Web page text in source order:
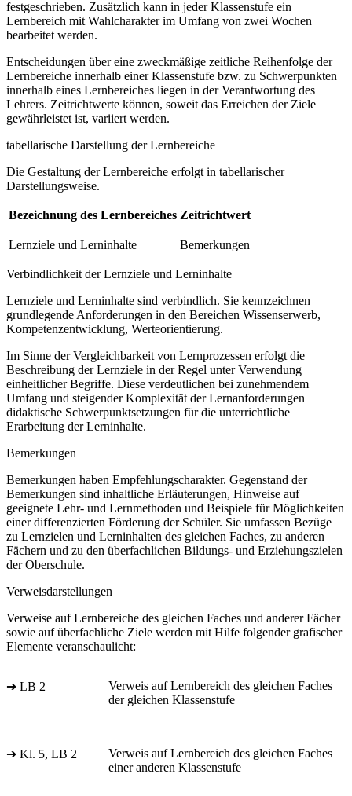
festgeschrieben. Zusätzlich kann in jeder Klassenstufe ein
Lernbereich mit Wahlcharakter im Umfang von zwei Wochen
bearbeitet werden.
Entscheidungen über eine zweckmäßige zeitliche Reihenfolge der
Lernbereiche innerhalb einer Klassenstufe bzw. zu Schwerpunkten
innerhalb eines Lernbereiches liegen in der Verantwortung des
Lehrers. Zeitrichtwerte können, soweit das Erreichen der Ziele
gewährleistet ist, variiert werden.
tabellarische Darstellung der Lernbereiche
Die Gestaltung der Lernbereiche erfolgt in tabellarischer
Darstellungsweise.
Bezeichnung des Lernbereiches Zeitrichtwert
Lernziele und Lerninhalte Bemerkungen
Verbindlichkeit der Lernziele und Lerninhalte
Lernziele und Lerninhalte sind verbindlich. Sie kennzeichnen
grundlegende Anforderungen in den Bereichen Wissenserwerb,
Kompetenzentwicklung, Werteorientierung.
Im Sinne der Vergleichbarkeit von Lernprozessen erfolgt die
Beschreibung der Lernziele in der Regel unter Verwendung
einheitlicher Begriffe. Diese verdeutlichen bei zunehmendem
Umfang und steigender Komplexität der Lernanforderungen
didaktische Schwerpunktsetzungen für die unterrichtliche
Erarbeitung der Lerninhalte.
Bemerkungen
Bemerkungen haben Empfehlungscharakter. Gegenstand der
Bemerkungen sind inhaltliche Erläuterungen, Hinweise auf
geeignete Lehr- und Lernmethoden und Beispiele für Möglichkeiten
einer differenzierten Förderung der Schüler. Sie umfassen Bezüge
zu Lernzielen und Lerninhalten des gleichen Faches, zu anderen
Fächern und zu den überfachlichen Bildungs- und Erziehungszielen
der Oberschule.
Verweisdarstellungen
Verweise auf Lernbereiche des gleichen Faches und anderer Fächer
sowie auf überfachliche Ziele werden mit Hilfe folgender grafischer
Elemente veranschaulicht:
➔ LB 2
Verweis auf Lernbereich des gleichen Faches
der gleichen Klassenstufe
➔ Kl. 5, LB 2
Verweis auf Lernbereich des gleichen Faches
einer anderen Klassenstufe